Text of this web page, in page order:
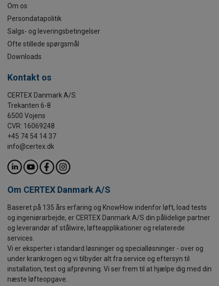
Om os
Persondatapolitik
Salgs- og leveringsbetingelser
Ofte stillede spørgsmål
Downloads
Kontakt os
CERTEX Danmark A/S
Trekanten 6-8
6500 Vojens
CVR: 16069248
+45 74 54 14 37
info@certex.dk
Om CERTEX Danmark A/S
Baseret på 135 års erfaring og KnowHow indenfor løft, load tests
og ingeniørarbejde, er CERTEX Danmark A/S din pålidelige partner
og leverandør af stålwire, løfteapplikationer og relaterede
services.
Vi er eksperter i standard løsninger og specialløsninger - over og
under krankrogen og vi tilbyder alt fra service og eftersyn til
installation, test og afprøvning. Vi ser frem til at hjælpe dig med din
næste løfteopgave.